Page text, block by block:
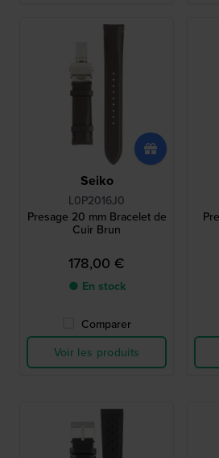
Seiko
L0P2016J0
Presage 20 mm Bracelet de
Cuir Brun
178,00 €
● En stock
Comparer
Voir les produits